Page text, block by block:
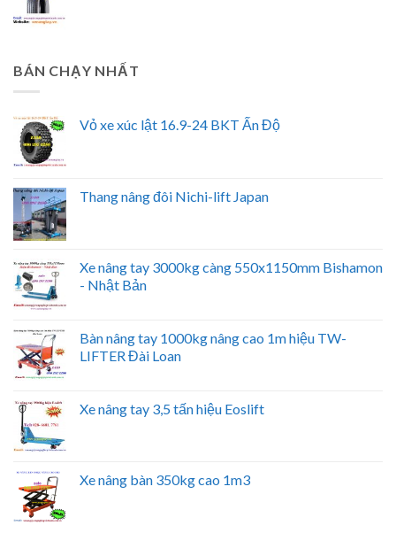
BÁN CHẠY NHẤT
Vỏ xe xúc lật 16.9-24 BKT Ấn Độ
Thang nâng đôi Nichi-lift Japan
Xe nâng tay 3000kg càng 550x1150mm Bishamon
- Nhật Bản
Bàn nâng tay 1000kg nâng cao 1m hiệu TW-
LIFTER Đài Loan
Xe nâng tay 3,5 tấn hiệu Eoslift
Xe nâng bàn 350kg cao 1m3